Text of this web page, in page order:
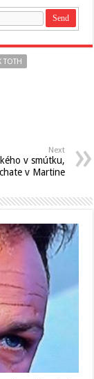
TOTH
Next
v smútku,
v Martine